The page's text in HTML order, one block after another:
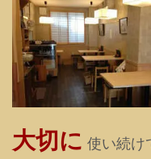
大切に 使い続け